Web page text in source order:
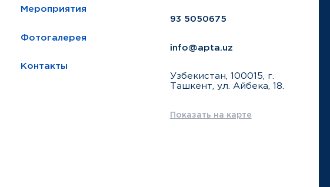
Мероприятия
Фотогалерея
Контакты
93 5050675
info@apta.uz
Узбекистан, 100015, г.
Ташкент, ул. Айбека, 18.
Показать на карте